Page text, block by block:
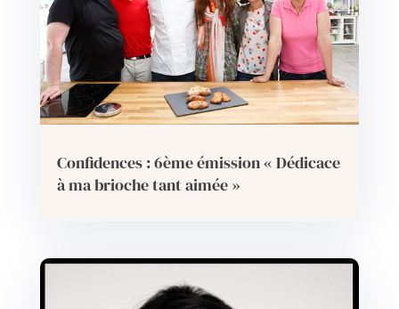
Confidences : 6ème émission « Dédicace
à ma brioche tant aimée »